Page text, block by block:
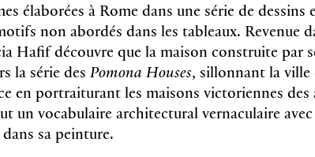
élaborées à Rome dans une série de dessins
non abordés dans les tableaux. Revenue
Hafif dé­couvre que la maison construite par
la série des Pomona Houses, sillonnant la
en portraiturant les maisons victoriennes des
un vocabulaire architectural vernaculaire
sa peinture.